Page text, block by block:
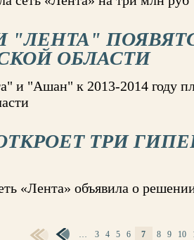
ОБЛАСТИ
и "Ашан" к 2013-2014 году
ТРИ
«Лента» объявила о
… 3 4 5 6 7 8 9 10